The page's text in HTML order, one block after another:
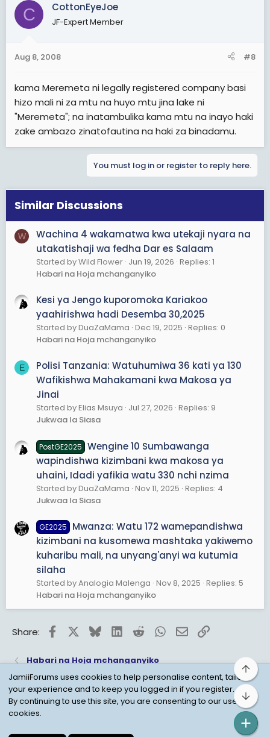
C CottonEyeJoe
JF-Expert Member
Aug 8, 2008 #8
kama Meremeta ni legally registered company basi
hizo mali ni za mtu na huyo mtu jina lake ni
"Meremeta"; na inatambulika kama mtu na inayo haki
zake ambazo zinatofautina na haki za binadamu.
You must log in or register to reply here.
Similar Discussions
W
Wachina 4 wakamatwa kwa utekaji nyara na
utakatishaji wa fedha Dar es Salaam
Started by Wild Flower Jun 19, 2026 Replies: 1
Habari na Hoja mchanganyiko
Kesi ya Jengo kuporomoka Kariakoo
yaahirishwa hadi Desemba 30,2025
Started by DuaZaMama Dec 19, 2025 Replies: 0
Habari na Hoja mchanganyiko
E
Polisi Tanzania: Watuhumiwa 36 kati ya 130
Wafikishwa Mahakamani kwa Makosa ya
Jinai
Started by Elias Msuya Jul 27, 2026 Replies: 9
Jukwaa la Siasa
PostGE2025
Wengine 10 Sumbawanga
wapindishwa kizimbani kwa makosa ya
uhaini, Idadi yafikia watu 330 nchi nzima
Started by DuaZaMama Nov 11, 2025 Replies: 4
Jukwaa la Siasa
GE2025
Mwanza: Watu 172 wamepandishwa
kizimbani na kusomewa mashtaka yakiwemo
kuharibu mali, na unyang'anyi wa kutumia
silaha
Started by Analogia Malenga Nov 8, 2025 Replies: 5
Habari na Hoja mchanganyiko
Share: FacebookBlueskyLinkedInRedditWhatsApp
EmailLink
Habari na Hoja mchanganyiko
Child Protection Policy
Personal Data Protection
JamiiForums uses cookies to help personalise content, tailor
your experience and to keep you logged in if you register.
By continuing to use this site, you are consenting to our use of
cookies.
Top